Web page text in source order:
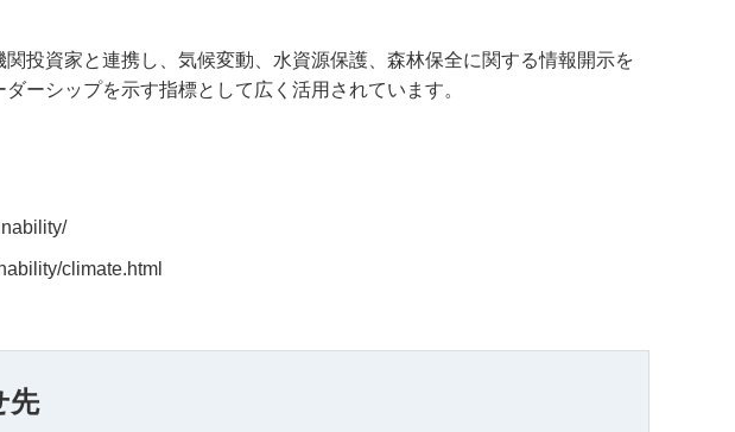
投資家と連携し、気候変動、水資源保護、森林保全に関する情報開示を
ーシップを示す指標として広く活用されています。
climate.html
先